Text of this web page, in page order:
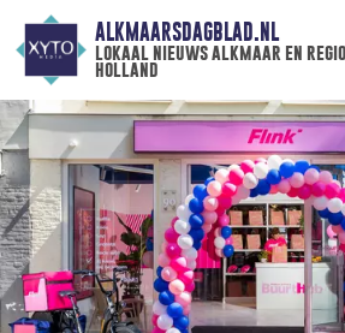
ALKMAARSDAGBLAD.NL
lokaal nieuws alkmaar en
holland